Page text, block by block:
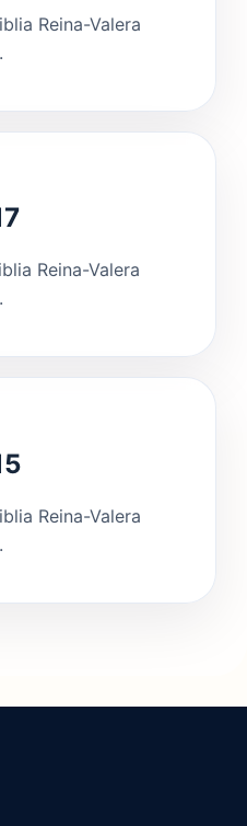
Reina-Valera
Reina-Valera
Reina-Valera